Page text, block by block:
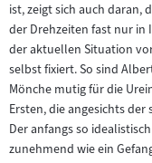
ist, zeigt sich auch daran,
der Drehzeiten fast nur in
der aktuellen Situation
selbst fixiert. So sind
Mönche mutig für die
Ersten, die angesichts
Der anfangs so
zunehmend wie ein